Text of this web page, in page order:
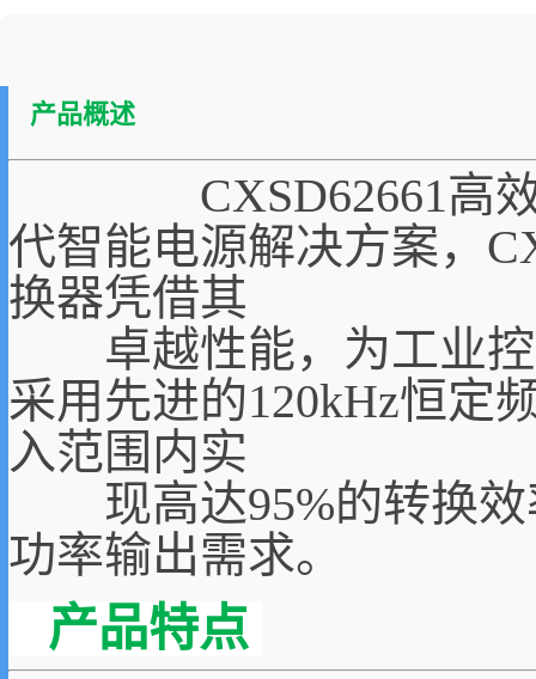
产品概述
CXSD62661高效同
代智能电源解决方案，
换器凭借其
卓越性能，为工业控
采用先进的120kHz恒定
入范围内实
现高达95%的转换效
功率输出需求。
产品特点